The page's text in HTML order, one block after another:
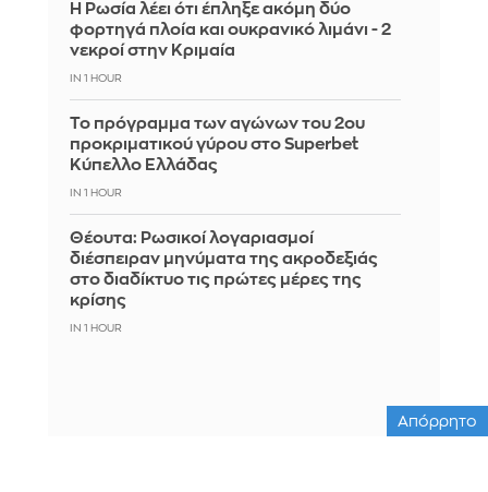
Η Ρωσία λέει ότι έπληξε ακόμη δύο
φορτηγά πλοία και ουκρανικό λιμάνι - 2
νεκροί στην Κριμαία
IN 1 HOUR
Το πρόγραμμα των αγώνων του 2ου
προκριματικού γύρου στο Superbet
Κύπελλο Ελλάδας
IN 1 HOUR
Θέουτα: Ρωσικοί λογαριασμοί
διέσπειραν μηνύματα της ακροδεξιάς
στο διαδίκτυο τις πρώτες μέρες της
κρίσης
IN 1 HOUR
Απόρρητο